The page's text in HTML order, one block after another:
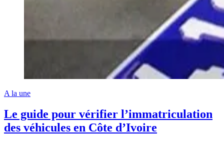
A la une
Le guide pour vérifier l’immatriculation
des véhicules en Côte d’Ivoire